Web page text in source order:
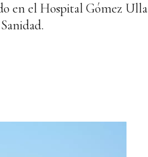
en el Hospital Gómez